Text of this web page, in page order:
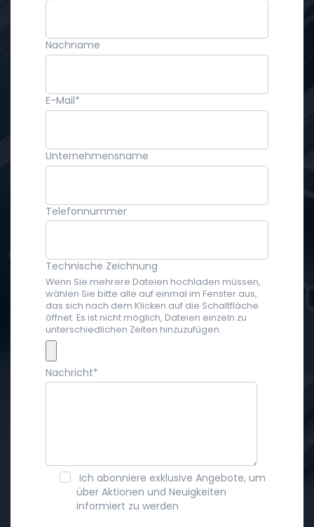
Nachname
E-Mail*
Unternehmensname
Telefonnummer
Technische Zeichnung
Wenn Sie mehrere Dateien hochladen müssen,
wählen Sie bitte alle auf einmal im Fenster aus,
das sich nach dem Klicken auf die Schaltfläche
öffnet. Es ist nicht möglich, Dateien einzeln zu
unterschiedlichen Zeiten hinzuzufügen.
Nachricht*
Ich abonniere exklusive Angebote, um
über Aktionen und Neuigkeiten
informiert zu werden